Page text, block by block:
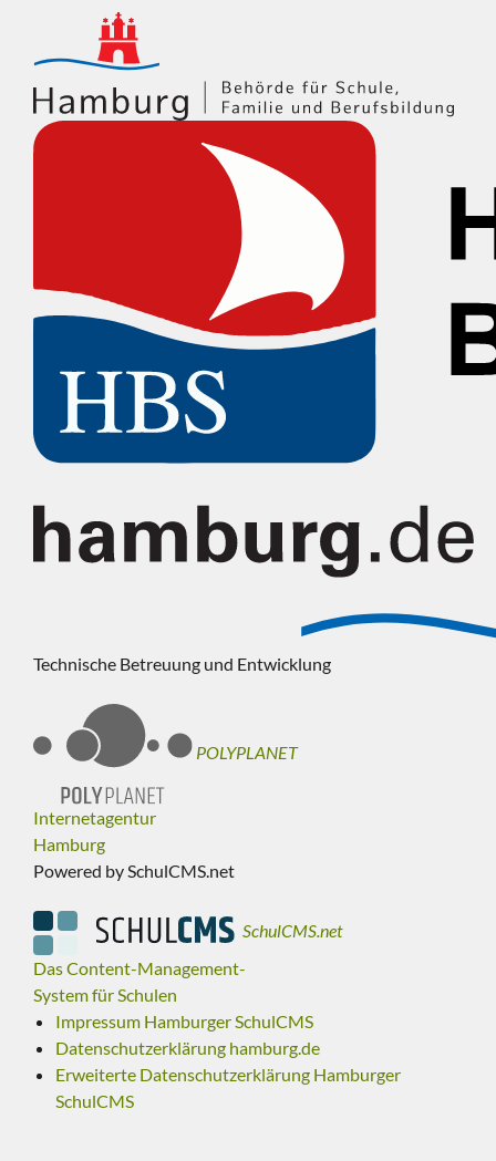
Technische Betreuung und Entwicklung
POLYPLANET
Internetagentur
Hamburg
Powered by SchulCMS.net
SchulCMS.net
Das Content-Management-
System für Schulen
Impressum Hamburger SchulCMS
Datenschutzerklärung hamburg.de
Erweiterte Datenschutzerklärung Hamburger
SchulCMS